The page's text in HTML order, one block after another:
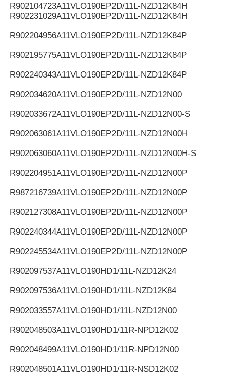
R902104723A11VLO190EP2D/11L-NZD12K84H
R902231029A11VLO190EP2D/11L-NZD12K84H
R902204956A11VLO190EP2D/11L-NZD12K84P
R902195775A11VLO190EP2D/11L-NZD12K84P
R902240343A11VLO190EP2D/11L-NZD12K84P
R902034620A11VLO190EP2D/11L-NZD12N00
R902033672A11VLO190EP2D/11L-NZD12N00-S
R902063061A11VLO190EP2D/11L-NZD12N00H
R902063060A11VLO190EP2D/11L-NZD12N00H-S
R902204951A11VLO190EP2D/11L-NZD12N00P
R987216739A11VLO190EP2D/11L-NZD12N00P
R902127308A11VLO190EP2D/11L-NZD12N00P
R902240344A11VLO190EP2D/11L-NZD12N00P
R902245534A11VLO190EP2D/11L-NZD12N00P
R902097537A11VLO190HD1/11L-NZD12K24
R902097536A11VLO190HD1/11L-NZD12K84
R902033557A11VLO190HD1/11L-NZD12N00
R902048503A11VLO190HD1/11R-NPD12K02
R902048499A11VLO190HD1/11R-NPD12N00
R902048501A11VLO190HD1/11R-NSD12K02